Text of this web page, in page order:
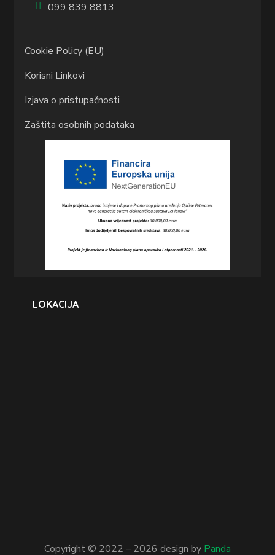
099 839 8813
Cookie Policy (EU)
Korisni Linkovi
Izjava o pristupačnosti
Zaštita osobnih podataka
LOKACIJA
Copyright © 2022 – 2026 design by Panda